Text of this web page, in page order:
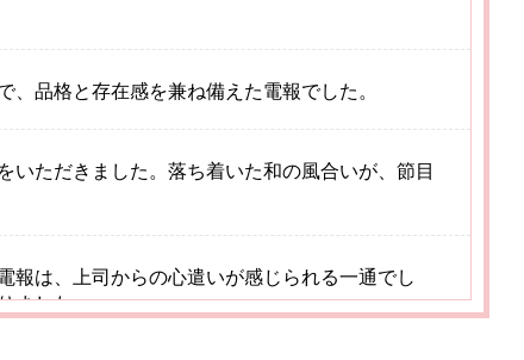
品格と存在感を兼ね備えた電報でした。
いただきました。落ち着いた和の風合いが、節目
報は、上司からの心遣いが感じられる一通でし
ました。